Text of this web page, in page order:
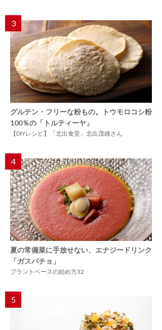
3
グルテン・フリーな粉もの。トウモロコシ粉
100％の「トルティーヤ」
【DIYレシピ】「北出食堂」北出茂雄さん
4
夏の常備菜に手放せない、エナジードリンク
「ガスパチョ」
プラントベースの始め方32
5